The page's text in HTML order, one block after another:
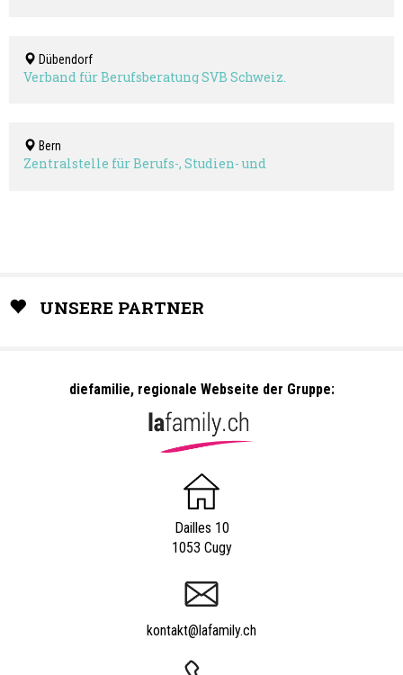
Dübendorf
Verband für Berufsberatung SVB Schweiz.
Bern
Zentralstelle für Berufs-, Studien- und
UNSERE PARTNER
diefamilie, regionale Webseite der Gruppe:
Dailles 10
1053 Cugy
kontakt@lafamily.ch